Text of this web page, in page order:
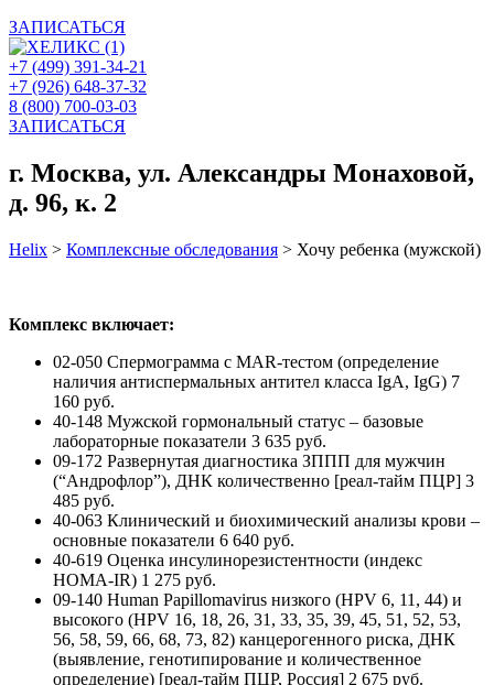
ЗАПИСАТЬСЯ
+7 (499) 391-34-21
+7 (926) 648-37-32
8 (800) 700-03-03
ЗАПИСАТЬСЯ
г. Москва, ул. Александры Монаховой,
д. 96, к. 2
Helix > Комплексные обследования > Хочу ребенка (мужской)
Комплекс включает:
02-050 Спермограмма с MAR-тестом (определение
наличия антиспермальных антител класса IgA, IgG) 7
160 руб.
40-148 Мужской гормональный статус – базовые
лабораторные показатели 3 635 руб.
09-172 Развернутая диагностика ЗППП для мужчин
(“Андрофлор”), ДНК количественно [реал-тайм ПЦР] 3
485 руб.
40-063 Клинический и биохимический анализы крови –
основные показатели 6 640 руб.
40-619 Оценка инсулинорезистентности (индекс
HOMA-IR) 1 275 руб.
09-140 Human Papillomavirus низкого (HPV 6, 11, 44) и
высокого (HPV 16, 18, 26, 31, 33, 35, 39, 45, 51, 52, 53,
56, 58, 59, 66, 68, 73, 82) канцерогенного риска, ДНК
(выявление, генотипирование и количественное
определение) [реал-тайм ПЦР, Россия] 2 675 руб.